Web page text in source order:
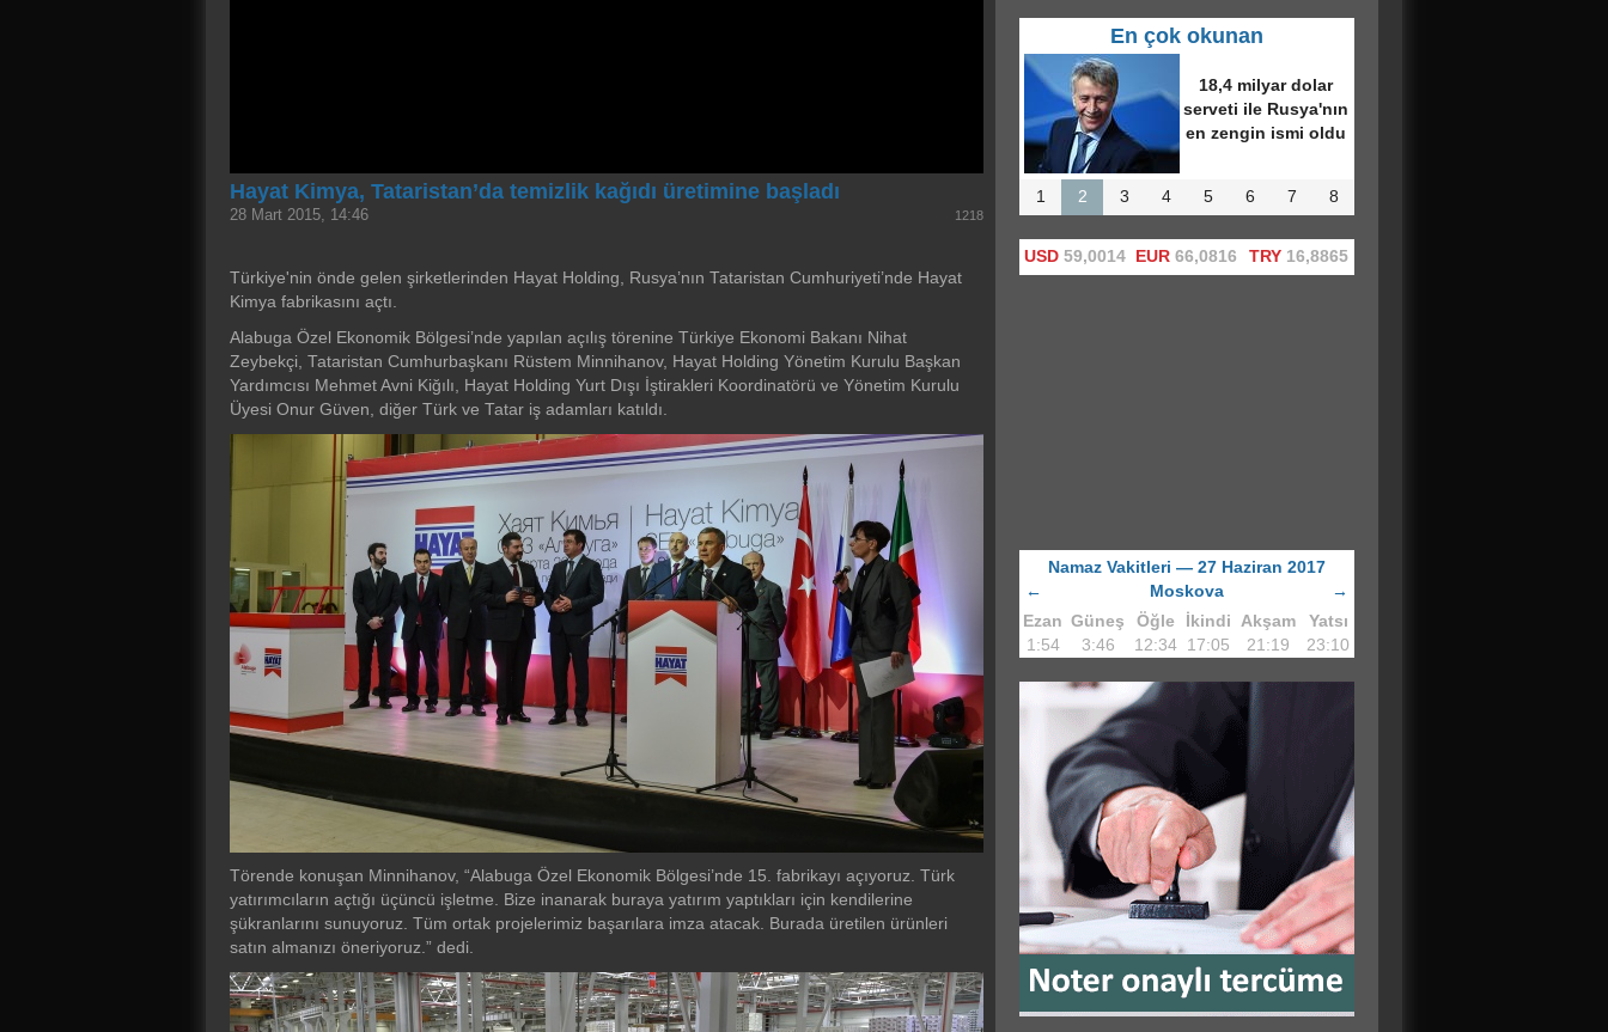
Hayat Kimya, Tataristan’da temizlik kağıdı üretimine başladı
28 Mart 2015, 14:46 1218
Türkiye'nin önde gelen şirketlerinden Hayat Holding, Rusya’nın Tataristan Cumhuriyeti’nde Hayat
Kimya fabrikasını açtı.
Alabuga Özel Ekonomik Bölgesi’nde yapılan açılış törenine Türkiye Ekonomi Bakanı Nihat
Zeybekçi, Tataristan Cumhurbaşkanı Rüstem Minnihanov, Hayat Holding Yönetim Kurulu Başkan
Yardımcısı Mehmet Avni Kiğılı, Hayat Holding Yurt Dışı İştirakleri Koordinatörü ve Yönetim Kurulu
Üyesi Onur Güven, diğer Türk ve Tatar iş adamları katıldı.
Törende konuşan Minnihanov, “Alabuga Özel Ekonomik Bölgesi’nde 15. fabrikayı açıyoruz. Türk
yatırımcıların açtığı üçüncü işletme. Bize inanarak buraya yatırım yaptıkları için kendilerine
şükranlarını sunuyoruz. Tüm ortak projelerimiz başarılara imza atacak. Burada üretilen ürünleri
satın almanızı öneriyoruz.” dedi.
En çok okunan
Putin ve Erdoğan
Time dergisinin
"dünyanın en etkili
100 ismi" listesine
girdi
1 2 3 4 5 6 7 8
USD 59,0014 EUR 66,0816 TRY16,8865
Namaz Vakitleri — 27 Haziran 2017
←
Moskova
→
Ezan Güneş Öğle İkindi Akşam
Yatsı
1:54
3:46 12:34 17:05 21:19 23:10